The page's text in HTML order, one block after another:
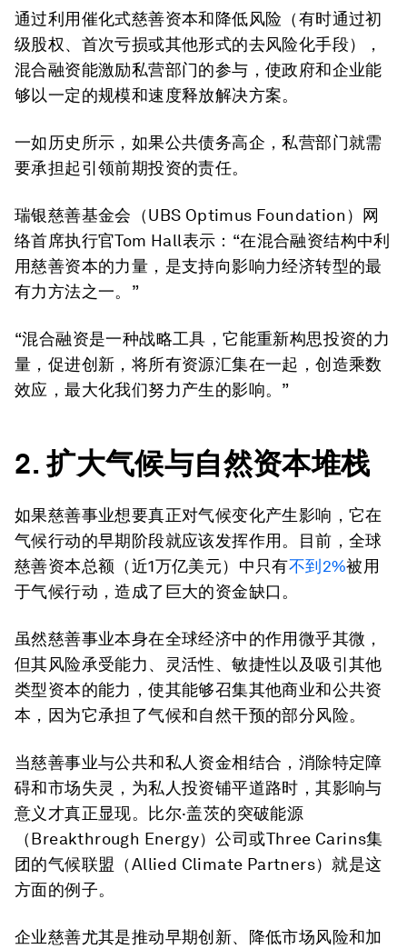
通过利用催化式慈善资本和降低风险（有时通过初
级股权、首次亏损或其他形式的去风险化手段），
混合融资能激励私营部门的参与，使政府和企业能
够以一定的规模和速度释放解决方案。
一如历史所示，如果公共债务高企，私营部门就需
要承担起引领前期投资的责任。
瑞银慈善基金会（UBS Optimus Foundation）网
络首席执行官Tom Hall表示：“在混合融资结构中利
用慈善资本的力量，是支持向影响力经济转型的最
有力方法之一。”
“混合融资是一种战略工具，它能重新构思投资的力
量，促进创新，将所有资源汇集在一起，创造乘数
效应，最大化我们努力产生的影响。”
2. 扩大气候与自然资本堆栈
如果慈善事业想要真正对气候变化产生影响，它在
气候行动的早期阶段就应该发挥作用。目前，全球
慈善资本总额（近1万亿美元）中只有不到2%被用
于气候行动，造成了巨大的资金缺口。
虽然慈善事业本身在全球经济中的作用微乎其微，
但其风险承受能力、灵活性、敏捷性以及吸引其他
类型资本的能力，使其能够召集其他商业和公共资
本，因为它承担了气候和自然干预的部分风险。
当慈善事业与公共和私人资金相结合，消除特定障
碍和市场失灵，为私人投资铺平道路时，其影响与
意义才真正显现。比尔·盖茨的突破能源
（Breakthrough Energy）公司或Three Carins集
团的气候联盟（Allied Climate Partners）就是这
方面的例子。
企业慈善尤其是推动早期创新、降低市场风险和加